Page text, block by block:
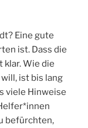
Eine gute
ist. Dass die
klar. Wie die
ist bis lang
viele Hinweise
befürchten,